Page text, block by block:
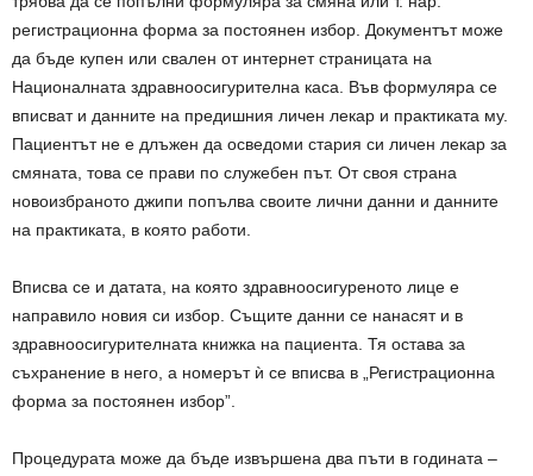
регистрационна форма за постоянен избор. Документът може
да бъде купен или свален от интернет страницата на
Националната здравноосигурителна каса. Във формуляра се
вписват и данните на предишния личен лекар и практиката му.
Пациентът не е длъжен да осведоми стария си личен лекар за
смяната, това се прави по служебен път. От своя страна
новоизбраното джипи попълва своите лични данни и данните
на практиката, в която работи.
Вписва се и датата, на която здравноосигуреното лице е
направило новия си избор. Същите данни се нанасят и в
здравноосигурителната книжка на пациента. Тя остава за
съхранение в него, а номерът ѝ се вписва в „Регистрационна
форма за постоянен избор”.
Процедурата може да бъде извършена два пъти в годината –